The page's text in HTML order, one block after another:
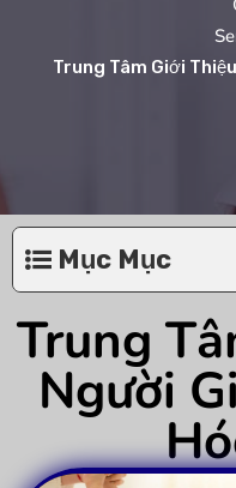
Trung Tâm Giới
Mục Mục
Trung
Người